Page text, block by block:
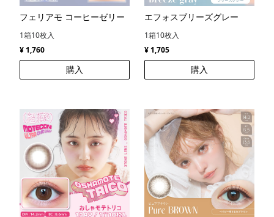
フェリアモ コーヒーゼリー
1箱10枚入
¥ 1,760
購入
エフォスブリーズグレー
1箱10枚入
¥ 1,705
購入